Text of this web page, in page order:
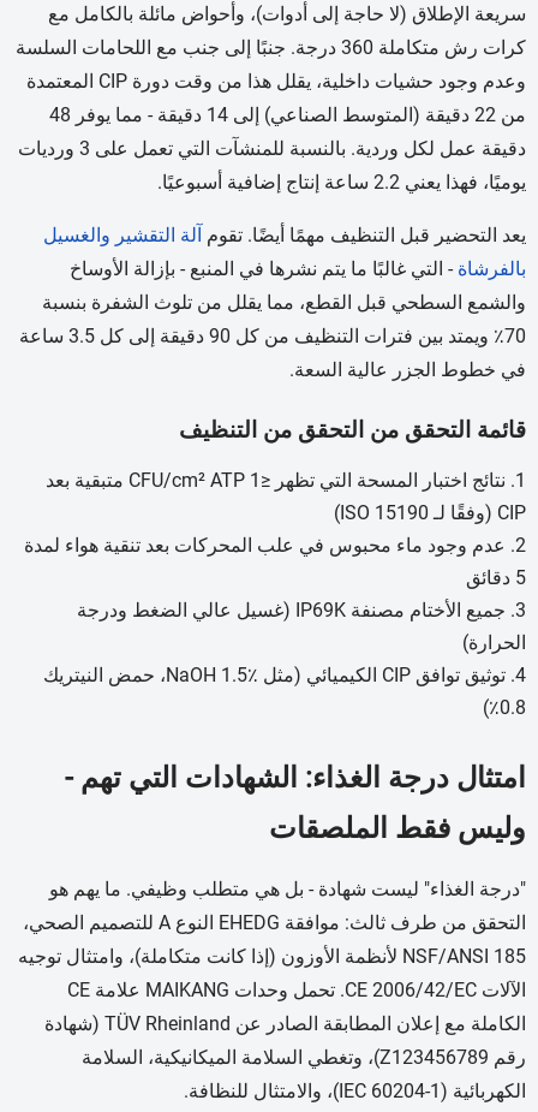
سريعة الإطلاق (لا حاجة إلى أدوات)، وأحواض مائلة بالكامل مع
كرات رش متكاملة 360 درجة. جنبًا إلى جنب مع اللحامات السلسة
وعدم وجود حشيات داخلية، يقلل هذا من وقت دورة CIP المعتمدة
من 22 دقيقة (المتوسط الصناعي) إلى 14 دقيقة - مما يوفر 48
دقيقة عمل لكل وردية. بالنسبة للمنشآت التي تعمل على 3 ورديات
يوميًا، فهذا يعني 2.2 ساعة إنتاج إضافية أسبوعيًا.
يعد التحضير قبل التنظيف مهمًا أيضًا. تقوم آلة التقشير والغسيل
بالفرشاة - التي غالبًا ما يتم نشرها في المنبع - بإزالة الأوساخ
والشمع السطحي قبل القطع، مما يقلل من تلوث الشفرة بنسبة
70٪ ويمتد بين فترات التنظيف من كل 90 دقيقة إلى كل 3.5 ساعة
في خطوط الجزر عالية السعة.
قائمة التحقق من التحقق من التنظيف
نتائج اختبار المسحة التي تظهر ≤1 CFU/cm² ATP متبقية بعد
CIP (وفقًا لـ ISO 15190)
عدم وجود ماء محبوس في علب المحركات بعد تنقية هواء لمدة
5 دقائق
جميع الأختام مصنفة IP69K (غسيل عالي الضغط ودرجة
الحرارة)
توثيق توافق CIP الكيميائي (مثل NaOH 1.5٪، حمض النيتريك
0.8٪)
امتثال درجة الغذاء: الشهادات التي تهم -
وليس فقط الملصقات
"درجة الغذاء" ليست شهادة - بل هي متطلب وظيفي. ما يهم هو
التحقق من طرف ثالث: موافقة EHEDG النوع A للتصميم الصحي،
NSF/ANSI 185 لأنظمة الأوزون (إذا كانت متكاملة)، وامتثال توجيه
الآلات CE 2006/42/EC. تحمل وحدات MAIKANG علامة CE
الكاملة مع إعلان المطابقة الصادر عن TÜV Rheinland (شهادة
رقم Z123456789)، وتغطي السلامة الميكانيكية، السلامة
الكهربائية (IEC 60204-1)، والامتثال للنظافة.